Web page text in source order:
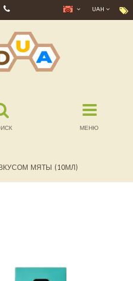
UAH
МЕНЮ
МЯТЫ (10МЛ)